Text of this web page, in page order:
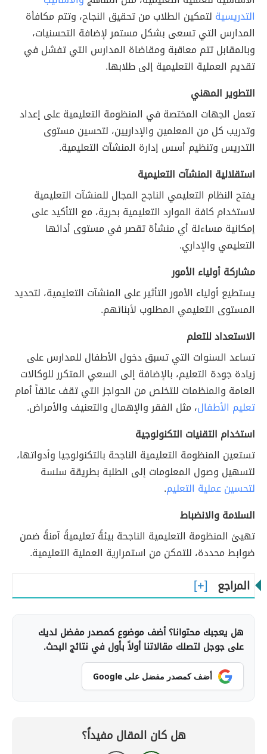
التدريسية لتمكين الطلاب من تحقيق النجاح، وتتم مكافأة
المدارس التي تسعى بشكل مستمر لإضافة التحسنيات،
وبالمقابل تتم معاقبة ومقاضاة المدارس التي تفشل في
تقديم العملية التعليمية إلى طلابها.
التطوير المهني
تعمل الجهات المختصة في المنظومة التعليمية على إعداد
وتدريب كل من المعلمين والإداريين، لتحسين مستوى
التدريس وتنظيم أسس إدارة المنشآت التعليمية.
استقلالية المنشآت التعليمية
يفتح النظام التعليمي الناجح المجال للمنشآت التعليمية
لاستخدام كافة الموارد التعليمية بحرية، مع التأكيد على
إمكانية مساءلة أي منشأة تقصر في مستوى أدائها
التعليمي والإداري.
مشاركة أولياء الأمور
يستطيع أولياء الأمور التأثير على المنشآت التعليمية، لتحديد
المستوى التعليمي المطلوب لأبنائهم.
الاستعداد للتعلم
تساعد السنوات التي تسبق دخول الأطفال للمدارس على
زيادة جودة التعليم، بالإضافة إلى السعي المتكرر للوكالات
العامة والمنظمات للتخلص من الحواجز التي تقف عائقاً أمام
تعليم الأطفال، مثل الفقر والإهمال والتعنيف والأمراض.
استخدام التقنيات التكنولوجية
تستعين المنظومة التعليمية الناجحة بالتكنولوجيا وأدواتها،
لتسهيل وصول المعلومات إلى الطلبة بطريقة سلسة
لتحسين عملية التعليم.
السلامة والانضباط
تهيئ المنظومة التعليمية الناجحة بيئةً تعليميةً آمنةً ضمن
ضوابط محددة، للتمكن من استمرارية العملية التعليمية.
المراجع
هل يعجبك محتوانا؟ أضف موضوع كمصدر مفضل لديك
على جوجل لتصلك مقالاتنا أولاً بأول في نتائج البحث.
أضف كمصدر مفضل على Google
هل كان المقال مفيداً؟